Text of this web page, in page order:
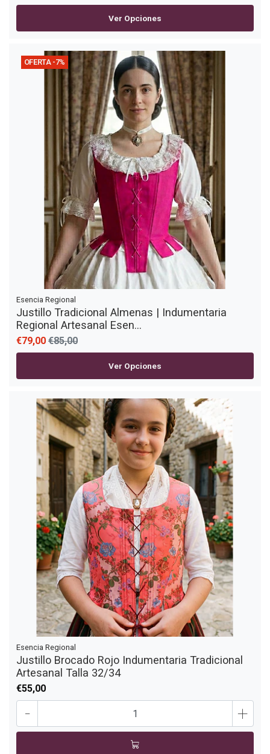
Ver Opciones
OFERTA -7%
Esencia Regional
Justillo Tradicional Almenas | Indumentaria
Regional Artesanal Esen...
€79,00 €85,00
Ver Opciones
Esencia Regional
Justillo Brocado Rojo Indumentaria Tradicional
Artesanal Talla 32/34
€55,00
- +